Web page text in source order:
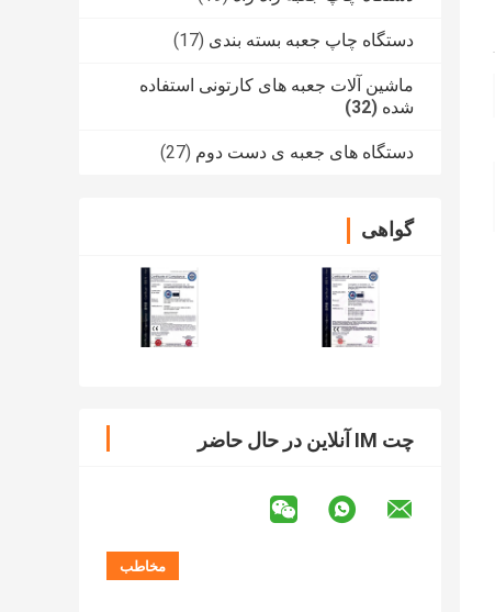
دستگاه چاپ جعبه بسته بندی (17)
ماشین آلات جعبه های کارتونی استفاده
شده (32)
دستگاه های جعبه ی دست دوم (27)
گواهی
چت IM آنلاین در حال حاضر